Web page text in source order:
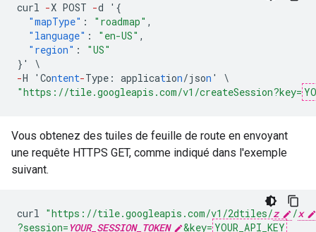
curl -X POST -d ' {
"mapType" : "roadmap" ,
"language" : "en-US" ,
"region" :
"US"
} '
\
-H 'Content-Type : application/json '
\
"https://tile.googleapis.com/v1/createSession?key=
Vous obtenez des tuiles de feuille de route en envoyant
une requête HTTPS GET, comme indiqué dans l'exemple
suivant.
curl "https://tile.googleapis.com/v1/2dtiles/z /x
?session= YOUR_SESSION_TOKEN &key= YOUR_API_KEY